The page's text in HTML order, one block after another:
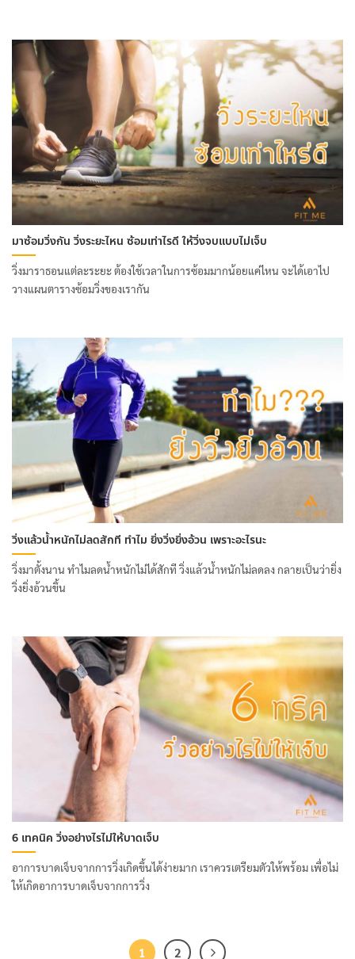
มาซ้อมวิ่งกัน วิ่งระยะไหน ซ้อมเท่าไรดี ให้วิ่งจบแบบไม่เจ็บ
วิ่งมาราธอนแต่ละระยะ ต้องใช้เวลาในการซ้อมมากน้อยแค่ไหน จะได้เอาไป
วางแผนตารางซ้อมวิ่งของเรากัน
วิ่งแล้วน้ำหนักไม่ลดสักที ทำไม ยิ่งวิ่งยิ่งอ้วน เพราะอะไรนะ
วิ่งมาตั้งนาน ทำไมลดน้ำหนักไม่ได้สักที วิ่งแล้วน้ำหนักไม่ลดลง กลายเป็นว่ายิ่ง
วิ่งยิ่งอ้วนขึ้น
6 เทคนิค วิ่งอย่างไรไม่ให้บาดเจ็บ
อาการบาดเจ็บจากการวิ่งเกิดขึ้นได้ง่ายมาก เราควรเตรียมตัวให้พร้อม เพื่อไม่
ให้เกิดอาการบาดเจ็บจากการวิ่ง
1 2